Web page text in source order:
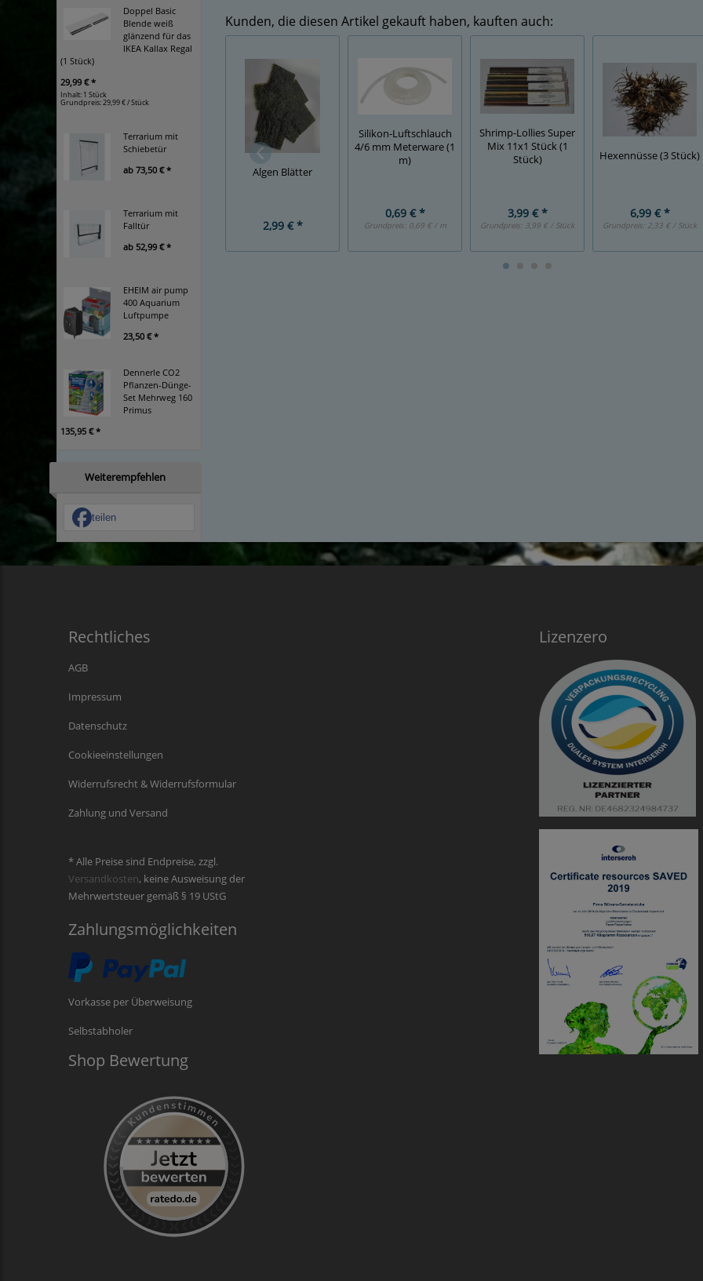
Doppel Basic
Blende weiß
glänzend für das
IKEA Kallax Regal
(1 Stück)
29,99 € *
Inhalt: 1 Stück
Grundpreis:29,99 € / Stück
Terrarium mit
Schiebetür
ab 73,50 € *
Terrarium mit
Falltür
ab 52,99 € *
EHEIM air pump
400 Aquarium
Luftpumpe
23,50 € *
Dennerle CO2
Pflanzen-Dünge-
Set Mehrweg 160
Primus
135,95 € *
Weiterempfehlen
teilen
Kunden, die diesen Artikel gekauft haben, kauften auch:
Algen Blätter
2,99 € *
Silikon-Luftschlauch
4/6 mm Meterware (1
m)
0,69 € *
Grundpreis: 0,69 € / m
Shrimp-Lollies Super
Mix 11x1 Stück (1
Stück)
3,99 € *
Grundpreis: 3,99 € / Stück
Hexennüsse (3 Stück)
6,99 € *
Grundpreis: 2,33 € / Stück
Rechtliches
AGB
Impressum
Datenschutz
Cookieeinstellungen
Widerrufsrecht & Widerrufsformular
Zahlung und Versand
* Alle Preise sind Endpreise, zzgl.
Versandkosten, keine Ausweisung der
Mehrwertsteuer gemäß § 19 UStG
Zahlungsmöglichkeiten
Vorkasse per Überweisung
Selbstabholer
Shop Bewertung
Lizenzero